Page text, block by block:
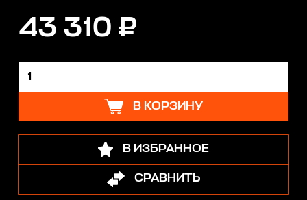
43 310 ₽
В КОРЗИНУ
В ИЗБРАННОЕ
СРАВНИТЬ